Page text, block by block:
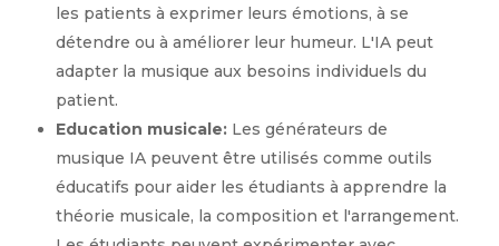
les patients à exprimer leurs émotions, à se
détendre ou à améliorer leur humeur. L'IA peut
adapter la musique aux besoins individuels du
patient.
Education musicale:Les générateurs de
musique IA peuvent être utilisés comme outils
éducatifs pour aider les étudiants à apprendre la
théorie musicale, la composition et l'arrangement.